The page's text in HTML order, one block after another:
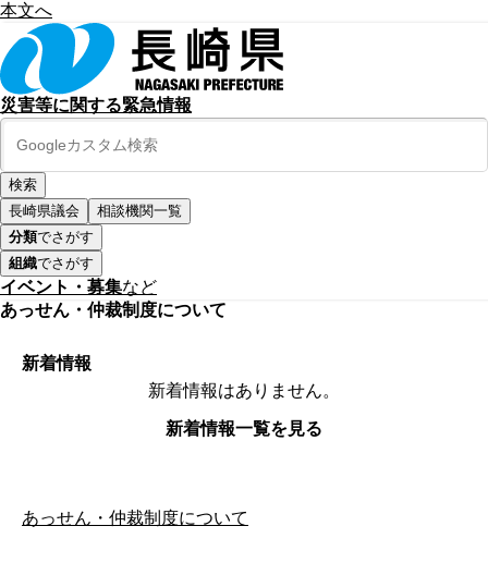
本文へ
災害等に関する緊急情報
長崎県議会
相談機関一覧
分類でさがす
組織でさがす
イベント・募集など
あっせん・仲裁制度について
新着情報
新着情報はありません。
新着情報一覧を見る
あっせん・仲裁制度について